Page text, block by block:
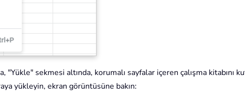
sekmesi altında, korumalı sayfalar içeren çalışma kitabını
yükleyin, ekran görüntüsüne bakın: